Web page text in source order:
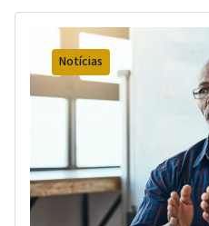
Notícias